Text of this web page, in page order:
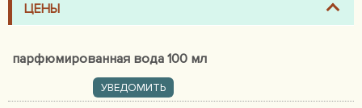
ЦЕНЫ
парфюмированная вода 100 мл
УВЕДОМИТЬ